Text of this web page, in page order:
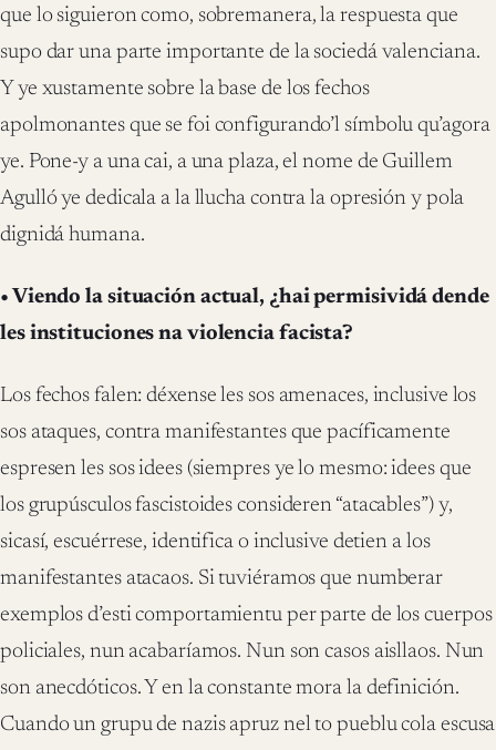
que lo siguieron como, sobremanera, la respuesta que
supo dar una parte importante de la sociedá valenciana.
Y ye xustamente sobre la base de los fechos
apolmonantes que se foi configurando’l símbolu qu’agora
ye. Pone-y a una cai, a una plaza, el nome de Guillem
Agulló ye dedicala a la llucha contra la opresión y pola
dignidá humana.
• Viendo la situación actual, ¿hai permisividá dende
les instituciones na violencia facista?
Los fechos falen: déxense les sos amenaces, inclusive los
sos ataques, contra manifestantes que pacíficamente
espresen les sos idees (siempres ye lo mesmo: idees que
los grupúsculos fascistoides consideren “atacables”) y,
sicasí, escuérrese, identifica o inclusive detien a los
manifestantes atacaos. Si tuviéramos que numberar
exemplos d’esti comportamientu per parte de los cuerpos
policiales, nun acabaríamos. Nun son casos aisllaos. Nun
son anecdóticos. Y en la constante mora la definición.
Cuando un grupu de nazis apruz nel to pueblu cola escusa